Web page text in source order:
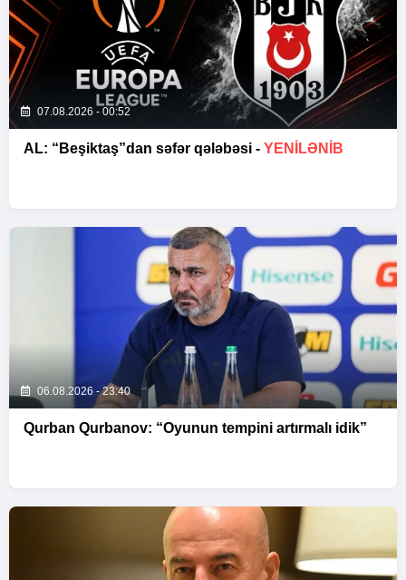
07.08.2026 - 00:52
AL: “Beşiktaş”dan səfər qələbəsi - YENİLƏNİB
06.08.2026 - 23:40
Qurban Qurbanov: “Oyunun tempini artırmalı idik”